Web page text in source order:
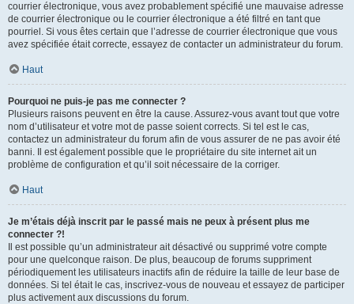
courrier électronique, vous avez probablement spécifié une mauvaise adresse
de courrier électronique ou le courrier électronique a été filtré en tant que
pourriel. Si vous êtes certain que l’adresse de courrier électronique que vous
avez spécifiée était correcte, essayez de contacter un administrateur du forum.
Haut
Pourquoi ne puis-je pas me connecter ?
Plusieurs raisons peuvent en être la cause. Assurez-vous avant tout que votre
nom d’utilisateur et votre mot de passe soient corrects. Si tel est le cas,
contactez un administrateur du forum afin de vous assurer de ne pas avoir été
banni. Il est également possible que le propriétaire du site internet ait un
problème de configuration et qu’il soit nécessaire de la corriger.
Haut
Je m’étais déjà inscrit par le passé mais ne peux à présent plus me
connecter ?!
Il est possible qu’un administrateur ait désactivé ou supprimé votre compte
pour une quelconque raison. De plus, beaucoup de forums suppriment
périodiquement les utilisateurs inactifs afin de réduire la taille de leur base de
données. Si tel était le cas, inscrivez-vous de nouveau et essayez de participer
plus activement aux discussions du forum.